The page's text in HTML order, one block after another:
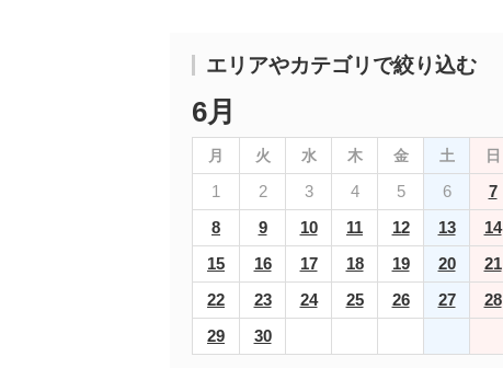
エリアやカテゴリで絞り込む
6月
月 火 水 木 金 土 日
1 2 3 4 5 6
7
8
9 10 11 12 13
14
15
16 17 18 19 20
21
22
23 24 25 26 27
28
29
30